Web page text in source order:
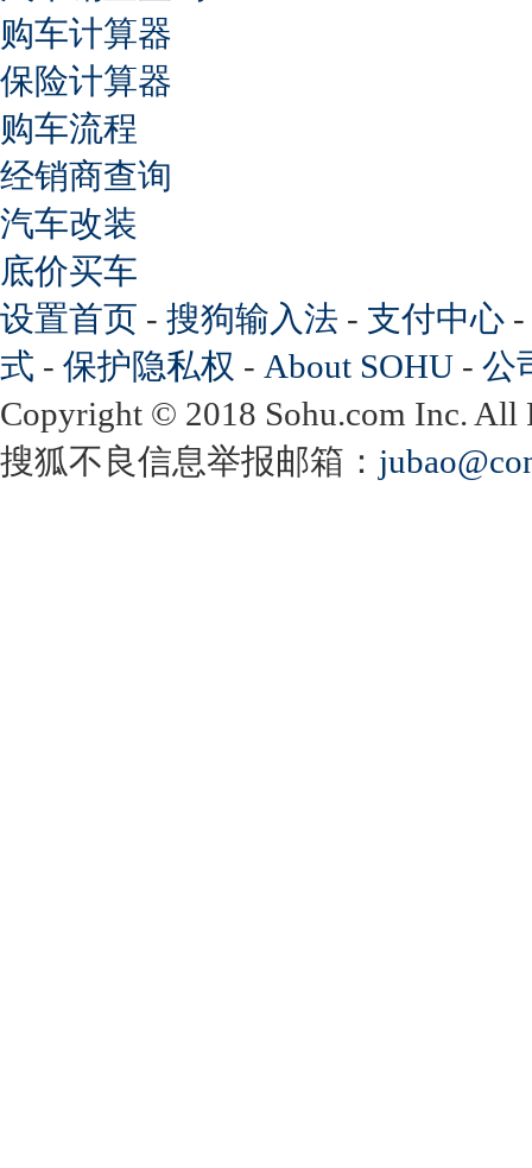
购车计算器
保险计算器
购车流程
经销商查询
汽车改装
底价买车
设置首页 - 搜狗输入法 - 支付中心 -
式 - 保护隐私权 - About SOHU - 公
Copyright © 2018 Sohu.com Inc.
搜狐不良信息举报邮箱：